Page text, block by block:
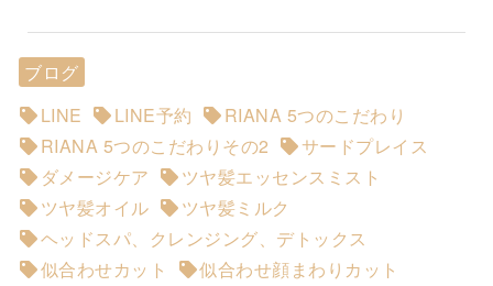
ブログ
LINE
LINE予約
RIANA 5つのこだわり
RIANA 5つのこだわりその2
サードプレイス
ダメージケア
ツヤ髪エッセンスミスト
ツヤ髪オイル
ツヤ髪ミルク
ヘッドスパ、クレンジング、デトックス
似合わせカット
似合わせ顔まわりカット